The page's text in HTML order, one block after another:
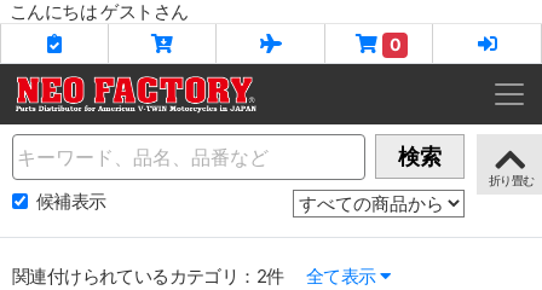
こんにちは ゲストさん
0
Name 検索
候補表示
関連付けられているカテゴリ：2件
全て表示